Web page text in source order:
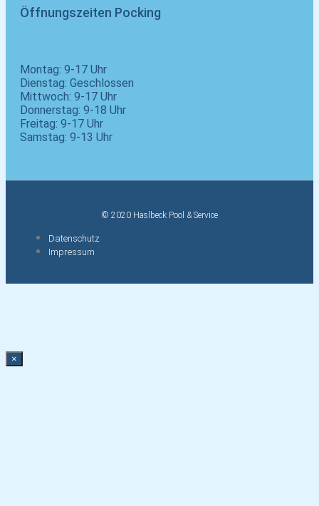
Öffnungszeiten Pocking
Montag: 9-17 Uhr
Dienstag: Geschlossen
Mittwoch: 9-17 Uhr
Donnerstag: 9-18 Uhr
Freitag: 9-17 Uhr
Samstag: 9-13 Uhr
© 2020 Haslbeck Pool & Service
Datenschutz
Impressum
×